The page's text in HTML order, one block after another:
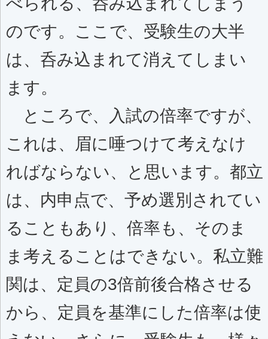
のです。ここで、受験生の大半
は、呑み込まれて消えてしまい
ます。
ところで、入試の倍率ですが、
これは、眉に唾つけて考えなけ
ればならない、と思います。都立
は、内申点で、予め選別されてい
ることもあり、倍率も、そのま
ま考えることはできない。私立難
関は、定員の3倍前後合格させる
から、定員を基準にした倍率は使